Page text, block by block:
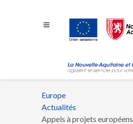
Fil
d'Ariane
Europe
Actualités
Appels à projets européens